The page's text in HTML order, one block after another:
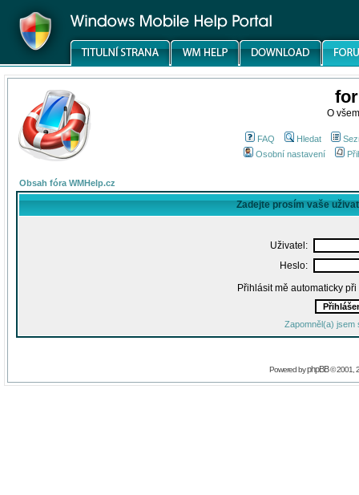
O
FAQ Hledat
Osobní nastavení
Obsah fóra WMHelp.cz
Zadejte prosím vaše
Uživatel:
Heslo:
Přihlásit mě automaticky
Zapomněl(a) jsem
Powered byphpBB© 2001,